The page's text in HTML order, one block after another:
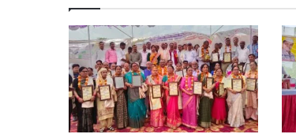
अ
यो
ध्या
वा
सि
यों
ने
स